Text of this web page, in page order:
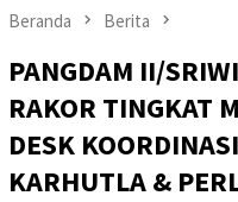
Beranda Berita
PANGDAM II/
RAKOR TINGKAT
DESK
KARHUTLA &